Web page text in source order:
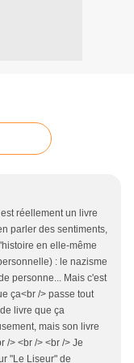
réellement un livre
parler des sentiments,
en elle-même
: le nazisme
personne... Mais c'est
ça<br /> passe tout
livre que ça
mais son livre
/> <br /> <br /> Je
"Le Liseur" de